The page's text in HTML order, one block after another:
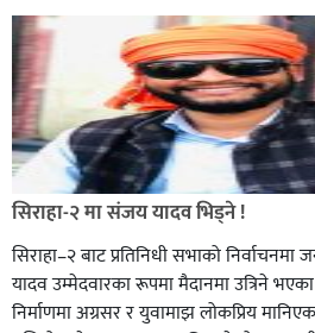
सिराहा-२ मा संजय यादव भिड्ने !
सिराहा–२ बाट प्रतिनिधी सभाको
यादव उम्मेदवारका रूपमा मैदानमा उत्रिने
निर्माणमा अग्रसर र युवामाझ लोकप्रिय